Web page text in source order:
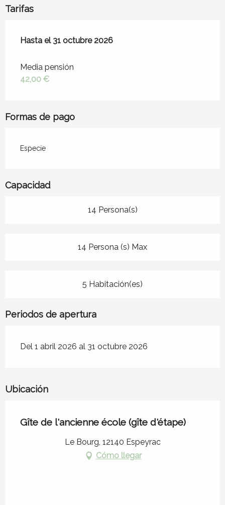
Tarifas
Desde 1 abril 2026hasta31 octubre 2026
Hasta el31 octubre 2026
Media pensión
42,00 €
Formas de pago
Especie
Capacidad
14 Persona(s)
14 Persona (s) Max
5 Habitación(es)
Periodos de apertura
Del 1 abril 2026 al 31 octubre 2026
Ubicación
Gîte de l'ancienne école (gîte d'étape)
Le Bourg, 12140 Espeyrac
Cómo llegar